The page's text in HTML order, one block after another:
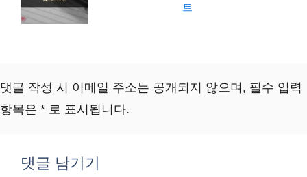
트
댓글 작성 시 이메일 주소는 공개되지 않으며, 필수 입력
항목은 * 로 표시됩니다.
댓글 남기기